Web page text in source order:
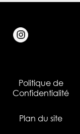
Politique de
Confidentialité
Plan du site